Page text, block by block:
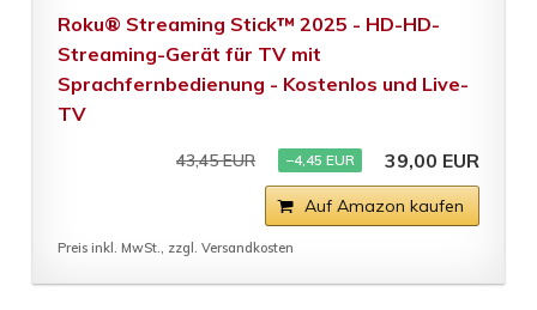
Roku® Streaming Stick™ 2025 - HD-HD-
Streaming-Gerät für TV mit
Sprachfernbedienung - Kostenlos und Live-
TV
43,45 EUR −4,45 EUR 39,00 EUR
Auf Amazon kaufen
Preis inkl. MwSt., zzgl. Versandkosten